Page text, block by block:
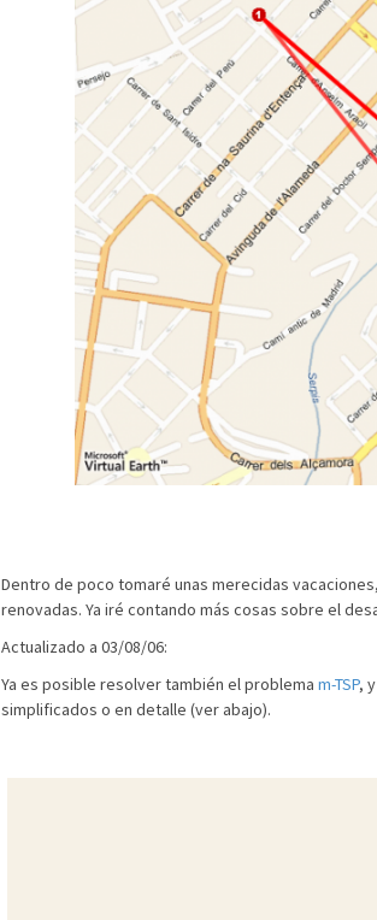
Dentro de poco tomaré unas merecidas
renovadas. Ya iré contando más cosas sobre el
Actualizado a 03/08/06:
Ya es posible resolver también el problema m-TSP,
simplificados o en detalle (ver abajo).